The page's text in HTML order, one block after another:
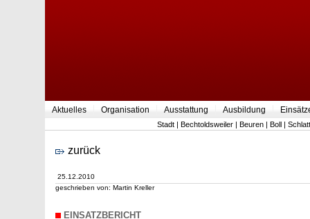
Aktuelles Organisation Ausstattung Ausbildung
Stadt | Bechtoldsweiler | Beuren | Boll | Schlatt
zurück
25.12.2010
geschrieben von: Martin Kreller
EINSATZBERICHT